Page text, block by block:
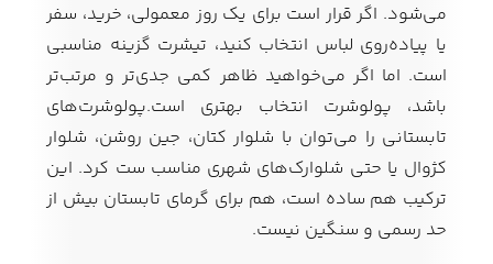
می‌شود. اگر قرار است برای یک روز معمولی، خرید، سفر
یا پیاده‌روی لباس انتخاب کنید، تیشرت گزینه مناسبی
است. اما اگر می‌خواهید ظاهر کمی جدی‌تر و مرتب‌تر
باشد، پولوشرت انتخاب بهتری است.پولوشرت‌های
تابستانی را می‌توان با شلوار کتان، جین روشن، شلوار
کژوال یا حتی شلوارک‌های شهری مناسب ست کرد. این
ترکیب هم ساده است، هم برای گرمای تابستان بیش از
حد رسمی و سنگین نیست.